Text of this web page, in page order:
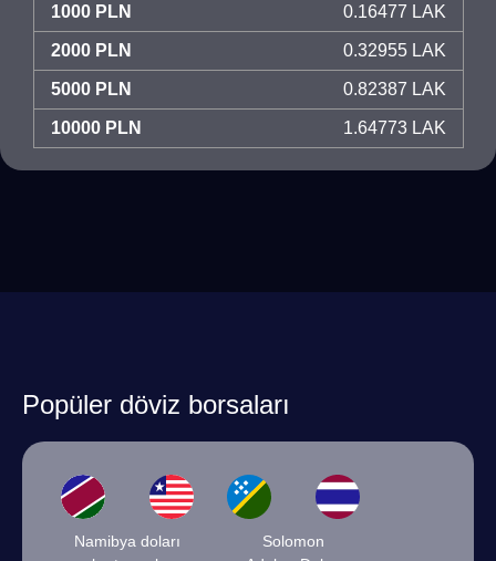
1000 PLN 0.16477 LAK
2000 PLN 0.32955 LAK
5000 PLN 0.82387 LAK
10000 PLN 1.64773 LAK
Popüler döviz borsaları
Namibya doları
Solomon